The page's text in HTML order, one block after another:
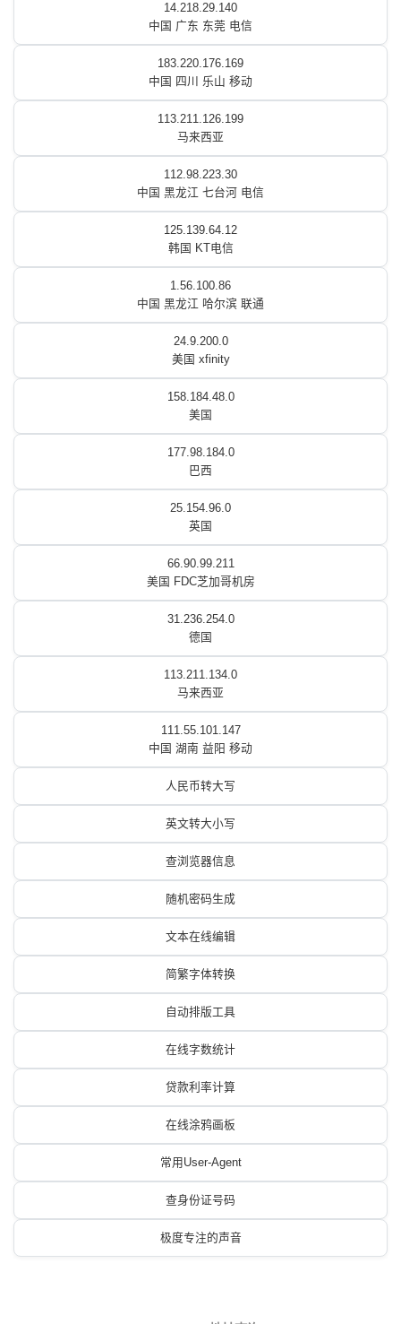
14.218.29.140
中国 广东 东莞 电信
183.220.176.169
中国 四川 乐山 移动
113.211.126.199
马来西亚
112.98.223.30
中国 黑龙江 七台河 电信
125.139.64.12
韩国 KT电信
1.56.100.86
中国 黑龙江 哈尔滨 联通
24.9.200.0
美国 xfinity
158.184.48.0
美国
177.98.184.0
巴西
25.154.96.0
英国
66.90.99.211
美国 FDC芝加哥机房
31.236.254.0
德国
113.211.134.0
马来西亚
111.55.101.147
中国 湖南 益阳 移动
人民币转大写
英文转大小写
查浏览器信息
随机密码生成
文本在线编辑
简繁字体转换
自动排版工具
在线字数统计
贷款利率计算
在线涂鸦画板
常用User-Agent
查身份证号码
极度专注的声音